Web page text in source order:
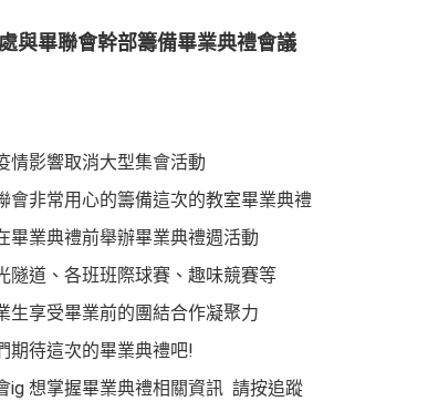
與畢聯會幹部籌備畢業典禮會議
情影響取消大型集會活動
會非常用心的籌備這次的教室畢業典禮
畢業典禮前舉辦畢業典禮週活動
隧道、各班班際球賽、趣味競賽等
生享受畢業前的團結合作凝聚力
期待這次的畢業典禮吧!
ig 想掌握畢業典禮相關資訊 請按追蹤